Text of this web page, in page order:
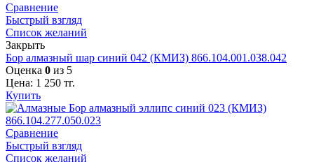
Сравнение
Быстрый взгляд
Список желаний
Закрыть
Бор алмазный шар синий 042 (КМИЗ) 866.104.001.038.042
Оценка 0 из 5
Цена: 1 250 тг.
Купить
Сравнение
Быстрый взгляд
Список желаний